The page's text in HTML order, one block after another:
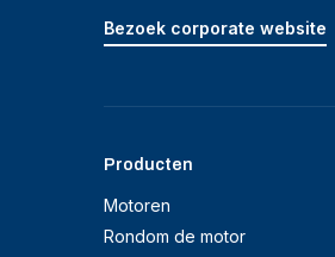
Producten
Motoren
Rondom de motor
Bezoek corporate website